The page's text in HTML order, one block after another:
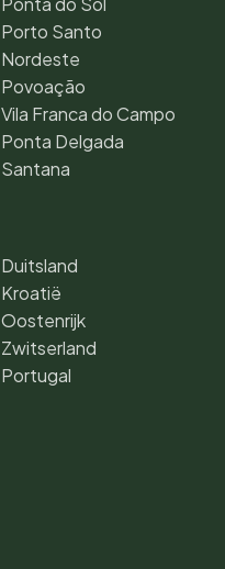
Porto Santo
Nordeste
Povoação
Vila Franca do Campo
Ponta Delgada
Santana
Duitsland
Kroatië
Oostenrijk
Zwitserland
Portugal